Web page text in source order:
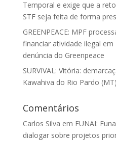
Temporal e exige que a
STF seja feita de forma
GREENPEACE: MPF
financiar atividade ilegal
denúncia do Greenpeace
SURVIVAL: Vitória:
Kawahiva do Rio Pardo
Comentários
Carlos Silva em FUNAI:
dialogar sobre projetos